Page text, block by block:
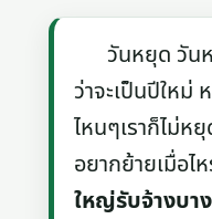
วันหยุด วันห
ว่าจะเป็นปีใหม่
ไหนๆเราก็ไม่ห
อยากย้ายเมื่อไ
ใหญ่รับจ้างบา